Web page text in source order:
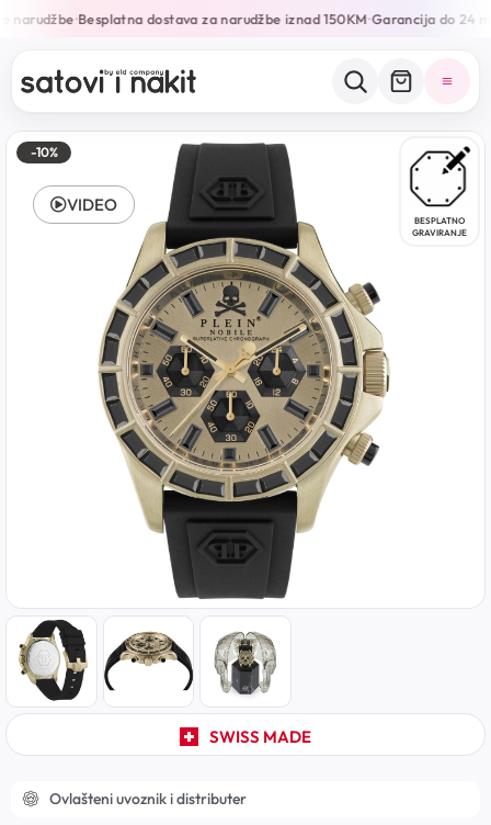
narudžbe•Besplatna dostava za narudžbe iznad 150KM•Garancija do 24
-10%
BESPLATNO
GRAVIRANJE
SWISS MADE
VIDEO
Ovlašteni uvoznik i distributer